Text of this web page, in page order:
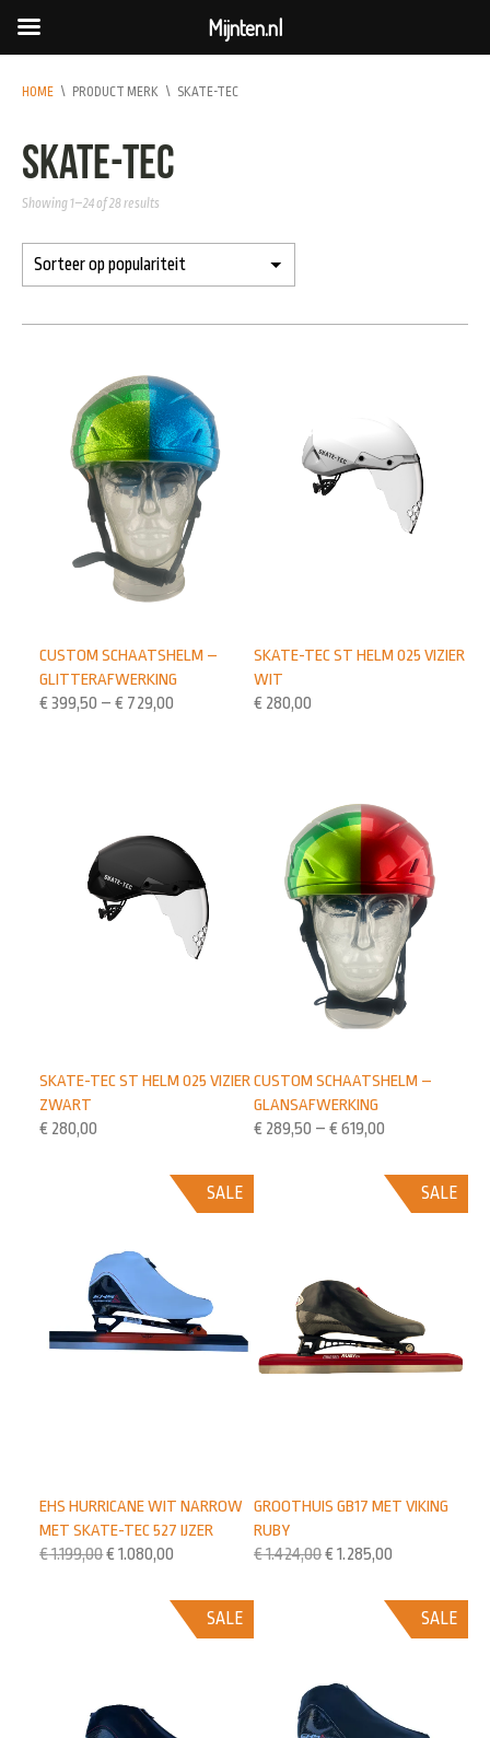
HOME \ PRODUCT MERK \ SKATE-TEC
Skate-Tec
Showing 1–24 of 28 results
SKATE-TEC ST HELM 025 VIZIER
WIT
€ 280,00
CUSTOM SCHAATSHELM –
GLITTERAFWERKING
€ 399,50 – € 729,00
CUSTOM SCHAATSHELM –
GLANSAFWERKING
€ 289,50 – € 619,00
SKATE-TEC ST HELM 025 VIZIER
ZWART
€ 280,00
SALE
GROOTHUIS GB17 MET VIKING
RUBY
€1.424,00€ 1.285,00
SALE
EHS HURRICANE WIT NARROW
MET SKATE-TEC 527 IJZER
€1.199,00€ 1.080,00
SALE
SALE
Mijnten.nl